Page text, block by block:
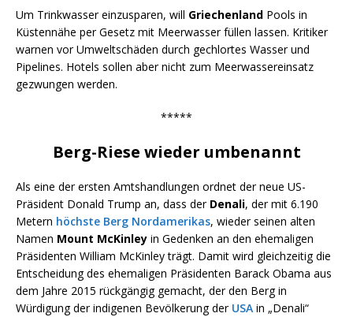
Um Trinkwasser einzusparen, will Griechenland Pools in
Küstennähe per Gesetz mit Meerwasser füllen lassen. Kritiker
warnen vor Umweltschäden durch gechlortes Wasser und
Pipelines. Hotels sollen aber nicht zum Meerwassereinsatz
gezwungen werden.
*****
Berg-Riese wieder umbenannt
Als eine der ersten Amtshandlungen ordnet der neue US-
Präsident Donald Trump an, dass der Denali, der mit 6.190
Metern höchste Berg Nordamerikas, wieder seinen alten
Namen Mount McKinley in Gedenken an den ehemaligen
Präsidenten William McKinley trägt. Damit wird gleichzeitig die
Entscheidung des ehemaligen Präsidenten Barack Obama aus
dem Jahre 2015 rückgängig gemacht, der den Berg in
Würdigung der indigenen Bevölkerung der USA in „Denali“